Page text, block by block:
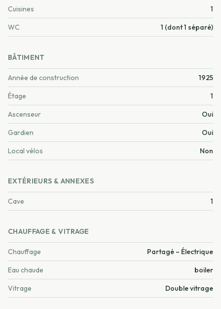
Cuisines 1
WC 1 (dont 1 séparé)
BÂTIMENT
Année de construction 1925
Étage 1
Ascenseur Oui
Gardien Oui
Local vélos Non
EXTÉRIEURS & ANNEXES
Cave 1
CHAUFFAGE & VITRAGE
Chauffage Partagé – Électrique
Eau chaude boiler
Vitrage Double vitrage